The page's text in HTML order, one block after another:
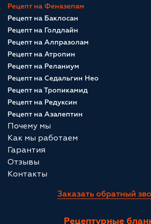
Рецептурные
Рецепт на Феназепам
Рецепт на Баклосан
Рецепт на Голдлайн
Рецепт на Алпразолам
Рецепт на Атропин
Рецепт на Реланиум
Рецепт на Седальгин Нео
Рецепт на Тропикамид
Рецепт на Редуксин
Рецепт на Азалептин
Почему мы
Как мы работаем
Гарантия
Отзывы
Контакты
Заказать обратный